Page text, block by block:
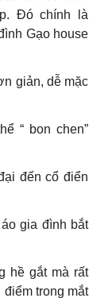
Đó chính là
Gạo house
giản, dễ mặc
“ bon chen”
đến cổ điển
gia đình bắt
hề gắt mà rất
trong mắt